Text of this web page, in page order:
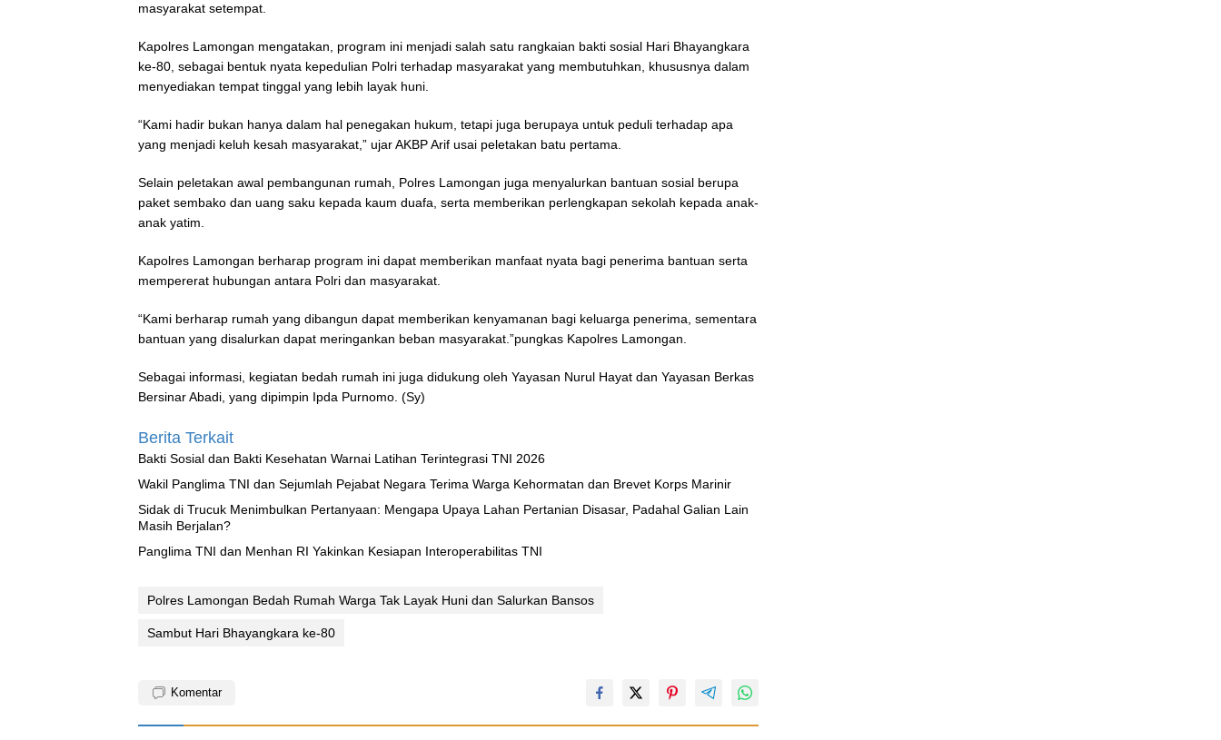
masyarakat setempat.
Kapolres Lamongan mengatakan, program ini menjadi salah satu rangkaian bakti sosial Hari Bhayangkara
ke-80, sebagai bentuk nyata kepedulian Polri terhadap masyarakat yang membutuhkan, khususnya dalam
menyediakan tempat tinggal yang lebih layak huni.
“Kami hadir bukan hanya dalam hal penegakan hukum, tetapi juga berupaya untuk peduli terhadap apa
yang menjadi keluh kesah masyarakat,” ujar AKBP Arif usai peletakan batu pertama.
Selain peletakan awal pembangunan rumah, Polres Lamongan juga menyalurkan bantuan sosial berupa
paket sembako dan uang saku kepada kaum duafa, serta memberikan perlengkapan sekolah kepada anak-
anak yatim.
Kapolres Lamongan berharap program ini dapat memberikan manfaat nyata bagi penerima bantuan serta
mempererat hubungan antara Polri dan masyarakat.
“Kami berharap rumah yang dibangun dapat memberikan kenyamanan bagi keluarga penerima, sementara
bantuan yang disalurkan dapat meringankan beban masyarakat.”pungkas Kapolres Lamongan.
Sebagai informasi, kegiatan bedah rumah ini juga didukung oleh Yayasan Nurul Hayat dan Yayasan Berkas
Bersinar Abadi, yang dipimpin Ipda Purnomo. (Sy)
Berita Terkait
Bakti Sosial dan Bakti Kesehatan Warnai Latihan Terintegrasi TNI 2026
Wakil Panglima TNI dan Sejumlah Pejabat Negara Terima Warga Kehormatan dan Brevet Korps Marinir
‎Sidak di Trucuk Menimbulkan Pertanyaan: Mengapa Upaya Lahan Pertanian Disasar, Padahal Galian Lain
Masih Berjalan?
Panglima TNI dan Menhan RI Yakinkan Kesiapan Interoperabilitas TNI
Polres Lamongan Bedah Rumah Warga Tak Layak Huni dan Salurkan Bansos
Sambut Hari Bhayangkara ke-80
Komentar